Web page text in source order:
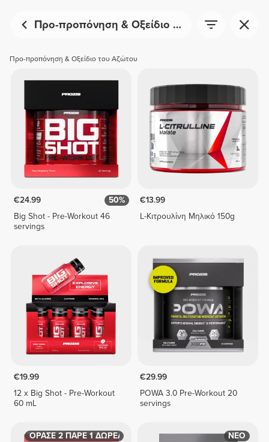
Προ-προπόνηση & Οξείδιο του Αζώτου
Προ-προπόνηση & Οξείδιο του Αζώτου
€24.99
50%
Big Shot - Pre-Workout 46
servings
€13.99
L-Κιτρουλίνη Μηλικό 150g
€19.99
12 x Big Shot - Pre-Workout
60 mL
€29.99
POWA 3.0 Pre-Workout 20
servings
ΑΓΟΡΑΣΕ 2 ΠΑΡΕ 1 ΔΩΡΕΑΝ ΝΕΟ